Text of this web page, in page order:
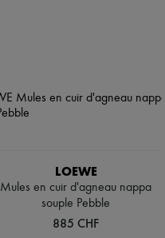
LOEWE
Mules en cuir d'agneau nappa
souple Pebble
885 CHF